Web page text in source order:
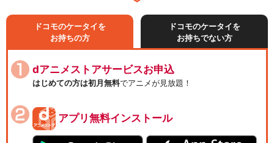
ドコモのケータイを
お持ちの方
ドコモのケータイを
お持ちでない方
dアニメストアサービスお申込
はじめての方は初月無料でアニメが見放題！
アプリ無料インストール